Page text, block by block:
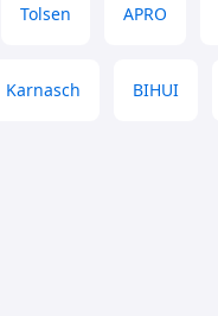
Tolsen APRO
Karnasch BIHUI